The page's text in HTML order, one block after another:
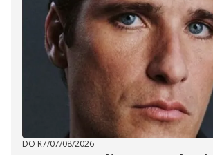
DO R7/07/08/2026